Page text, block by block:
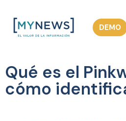
DEMO
Qué es el
cómo